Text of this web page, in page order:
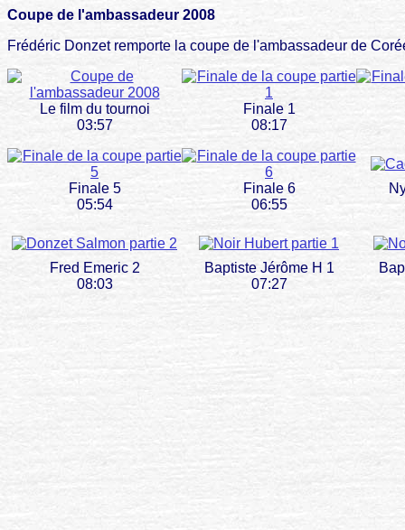
Coupe de l'ambassadeur 2008
Frédéric Donzet remporte la coupe de l'ambassadeur de
Le film du tournoi
Finale 1
03:57
08:17
Finale 5 Finale 6
05:54
06:55
Fred Emeric 2 Baptiste Jérôme H 1
08:03
07:27